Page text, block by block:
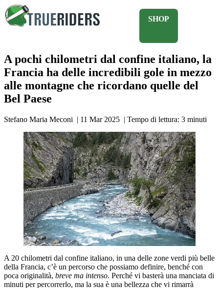
SHOP
A pochi chilometri dal confine italiano, la
Francia ha delle incredibili gole in mezzo
alle montagne che ricordano quelle del
Bel Paese
Stefano Maria Meconi | 11 Mar 2025 | Tempo di lettura: 3 minuti
A 20 chilometri dal confine italiano, in una delle zone verdi più belle
della Francia, c’è un percorso che possiamo definire, benché con
poca originalità, breve ma intenso. Perché vi basterà una manciata di
minuti per percorrerlo, ma la sua è una bellezza che vi rimarrà